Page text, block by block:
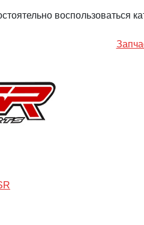
воспользоваться